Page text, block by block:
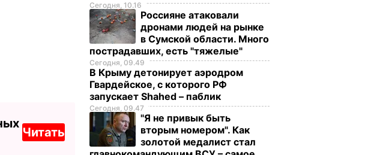
Читать
Сегодня, 10.16
Россияне атаковали
дронами людей на рынке
в Сумской области. Много
пострадавших, есть "тяжелые"
Сегодня, 09.49
В Крыму детонирует аэродром
Гвардейское, с которого РФ
запускает Shahed – паблик
Сегодня, 09.47
"Я не привык быть
вторым номером". Как
золотой медалист стал